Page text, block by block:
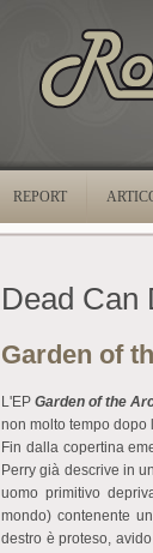
REPORT
Dead Can
Garden of
L'EPGarden of the
non molto tempo
Fin dalla copertina
Perry già descrive in
uomo primitivo
mondo) contenente
destro è proteso,